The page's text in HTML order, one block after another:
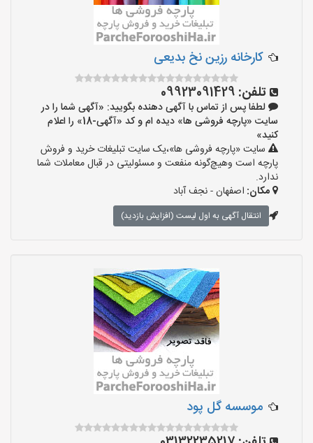
کارخانه رزین نخ بدیعی
تلفن: 09923091429
لطفا پس از تماس با آگهی دهنده بگویید: «آگهی شما را در
سایت «پارچه فروشی ها» دیده ام و کد «آگهی-18» را اعلام
کنید»
سایت «پارچه فروشی ها»،یک سایت تبلیغات خرید و فروش
پارچه است وهیچ‌گونه منفعت و مسئولیتی در قبال معاملات شما
ندارد.
مکان: اصفهان - نجف‌ آباد
انتقال آگهی به اول لیست (افزایش بازدید)
موسسه گل پود